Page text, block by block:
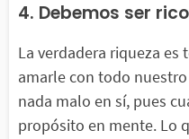
4. Debemos ser
La verdadera riqueza es
amarle con todo
nada malo en sí, pues
propósito en mente. Lo